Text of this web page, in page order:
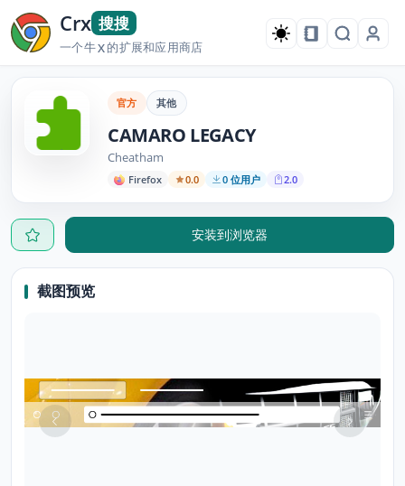
Crx 搜搜
一个牛X的扩展和应用商店
官方 其他
CAMARO LEGACY
Cheatham
Firefox 0.0 0 位用户 2.0
安装到浏览器
截图预览